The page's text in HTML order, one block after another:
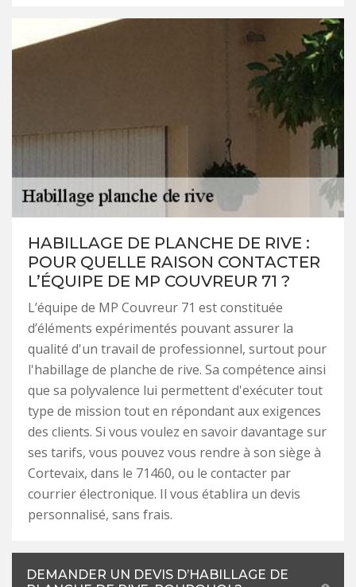
HABILLAGE DE PLANCHE DE RIVE :
POUR QUELLE RAISON CONTACTER
L’ÉQUIPE DE MP COUVREUR 71 ?
L’équipe de MP Couvreur 71 est constituée
d’éléments expérimentés pouvant assurer la
qualité d'un travail de professionnel, surtout pour
l'habillage de planche de rive. Sa compétence ainsi
que sa polyvalence lui permettent d'exécuter tout
type de mission tout en répondant aux exigences
des clients. Si vous voulez en savoir davantage sur
ses tarifs, vous pouvez vous rendre à son siège à
Cortevaix, dans le 71460, ou le contacter par
courrier électronique. Il vous établira un devis
personnalisé, sans frais.
DEMANDER UN DEVIS D’HABILLAGE DE